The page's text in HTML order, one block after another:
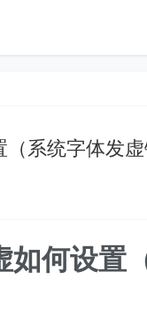
系统字体发虚
何设置